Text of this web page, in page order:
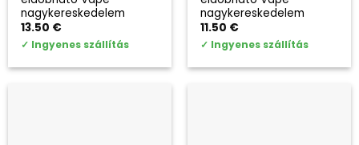
nagykereskedelem
13.50 €
✓ Ingyenes szállítás
nagykereskedelem
11.50 €
✓ Ingyenes szállítás